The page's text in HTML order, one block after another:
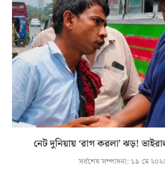
নেট দুনিয়ায় ‘রাগ করলা’ ঝড়!
সর্বশেষ সম্পাদনা: ১৯ মে